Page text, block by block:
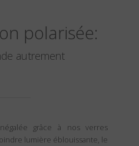
polarisée:
autrement
grâce à nos verres
lumière éblouissante, le